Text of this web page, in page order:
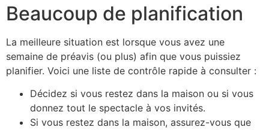
Beaucoup de planification
La meilleure situation est lorsque vous avez une
semaine de préavis (ou plus) afin que vous puissiez
planifier. Voici une liste de contrôle rapide à consulter :
Décidez si vous restez dans la maison ou si vous
donnez tout le spectacle à vos invités.
Si vous restez dans la maison, assurez-vous que